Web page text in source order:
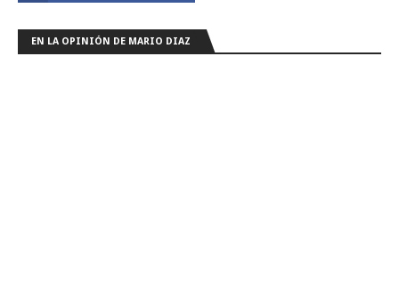
EN LA OPINIÓN DE MARIO DIAZ